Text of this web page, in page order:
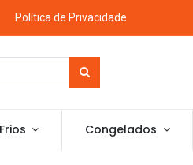
Política de Privacidade
Frios Congelados